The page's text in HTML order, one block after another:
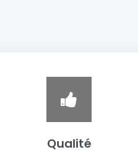
Qualité